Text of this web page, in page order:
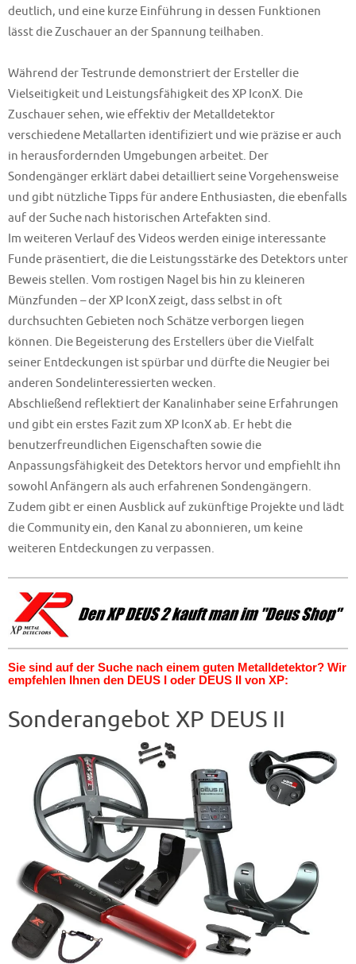
deutlich, und eine kurze Einführung in dessen Funktionen
lässt die Zuschauer an der Spannung teilhaben.
Während der Testrunde demonstriert der Ersteller die
Vielseitigkeit und Leistungsfähigkeit des XP IconX. Die
Zuschauer sehen, wie effektiv der Metalldetektor
verschiedene Metallarten identifiziert und wie präzise er auch
in herausfordernden Umgebungen arbeitet. Der
Sondengänger erklärt dabei detailliert seine Vorgehensweise
und gibt nützliche Tipps für andere Enthusiasten, die ebenfalls
auf der Suche nach historischen Artefakten sind.
Im weiteren Verlauf des Videos werden einige interessante
Funde präsentiert, die die Leistungsstärke des Detektors unter
Beweis stellen. Vom rostigen Nagel bis hin zu kleineren
Münzfunden – der XP IconX zeigt, dass selbst in oft
durchsuchten Gebieten noch Schätze verborgen liegen
können. Die Begeisterung des Erstellers über die Vielfalt
seiner Entdeckungen ist spürbar und dürfte die Neugier bei
anderen Sondelinteressierten wecken.
Abschließend reflektiert der Kanalinhaber seine Erfahrungen
und gibt ein erstes Fazit zum XP IconX ab. Er hebt die
benutzerfreundlichen Eigenschaften sowie die
Anpassungsfähigkeit des Detektors hervor und empfiehlt ihn
sowohl Anfängern als auch erfahrenen Sondengängern.
Zudem gibt er einen Ausblick auf zukünftige Projekte und lädt
die Community ein, den Kanal zu abonnieren, um keine
weiteren Entdeckungen zu verpassen.
Sie sind auf der Suche nach einem guten Metalldetektor? Wir
empfehlen Ihnen den DEUS I oder DEUS II von XP:
Sonderangebot XP DEUS II